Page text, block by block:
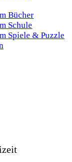
Bücher
Schule
Spiele & Puzzle